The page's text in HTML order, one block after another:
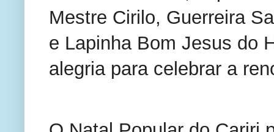
Mestre Cirilo, Guerreira
e Lapinha Bom Jesus do
alegria para celebrar a